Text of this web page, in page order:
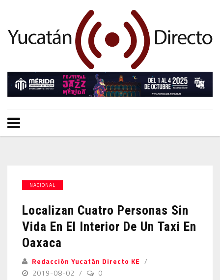
NACIONAL
Localizan Cuatro Personas Sin
Vida En El Interior De Un Taxi En
Oaxaca
Redacción Yucatán Directo KE
2019-08-02
0